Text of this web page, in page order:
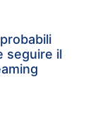
seguire il